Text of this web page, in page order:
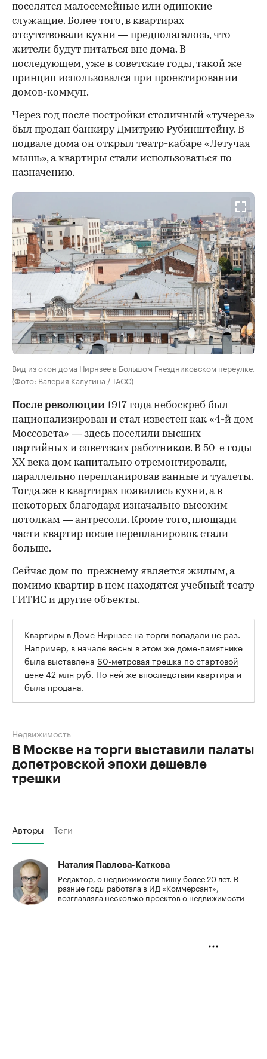
поселятся малосемейные или одинокие
служащие. Более того, в квартирах
отсутствовали кухни — предполагалось, что
жители будут питаться вне дома. В
последующем, уже в советские годы, такой же
принцип использовался при проектировании
домов-коммун.
Через год после постройки столичный «тучерез»
был продан банкиру Дмитрию Рубинштейну. В
подвале дома он открыл театр-кабаре «Летучая
мышь», а квартиры стали использоваться по
назначению.
Вид из окон дома Нирнзее в Большом Гнездниковском переулке.
(Фото: Валерия Калугина / ТАСС)
После революции 1917 года небоскреб был
национализирован и стал известен как «4-й дом
Моссовета» — здесь поселили высших
партийных и советских работников. В 50-е годы
ХХ века дом капитально отремонтировали,
параллельно перепланировав ванные и туалеты.
Тогда же в квартирах появились кухни, а в
некоторых благодаря изначально высоким
потолкам — антресоли. Кроме того, площади
части квартир после перепланировок стали
больше.
Сейчас дом по-прежнему является жилым, а
помимо квартир в нем находятся учебный театр
ГИТИС и другие объекты.
Квартиры в Доме Нирнзее на торги попадали не раз.
Например, в начале весны в этом же доме-памятнике
была выставлена 60-метровая трешка по стартовой
цене 42 млн руб. По ней же впоследствии квартира и
была продана.
В Москве на торги выставили палаты
допетровской эпохи дешевле
трешки
Недвижимость
Авторы Теги
Наталия Павлова-Каткова
Редактор, о недвижимости пишу более 20 лет. В
разные годы работала в ИД «Коммерсант»,
возглавляла несколько проектов о недвижимости